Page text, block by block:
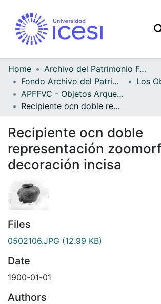
Home
Archivo del Patrimonio Fotográfico y Fílmico del Valle del Cauca
Fondo Archivo del Patrimonio Fotográfico y Fílmico del Valle del Cauca
Los
APFFVC - Objetos Arqueológico - Patrimonial
Recipiente ocn doble representación zoomorfa y decoración incisa
Recipiente ocn doble
representación
decoración incisa
Files
0502106.JPG (12.99 KB)
Date
1900-01-01
Authors